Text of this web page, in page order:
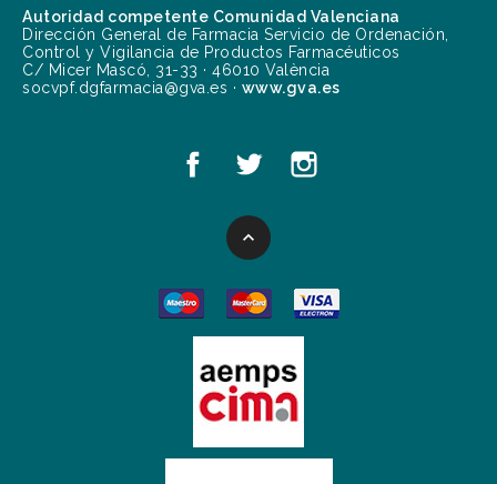
Autoridad competente Comunidad Valenciana
Dirección General de Farmacia Servicio de Ordenación,
Control y Vigilancia de Productos Farmacéuticos
C/ Micer Mascó, 31-33 · 46010 València
socvpf.dgfarmacia@gva.es · www.gva.es
